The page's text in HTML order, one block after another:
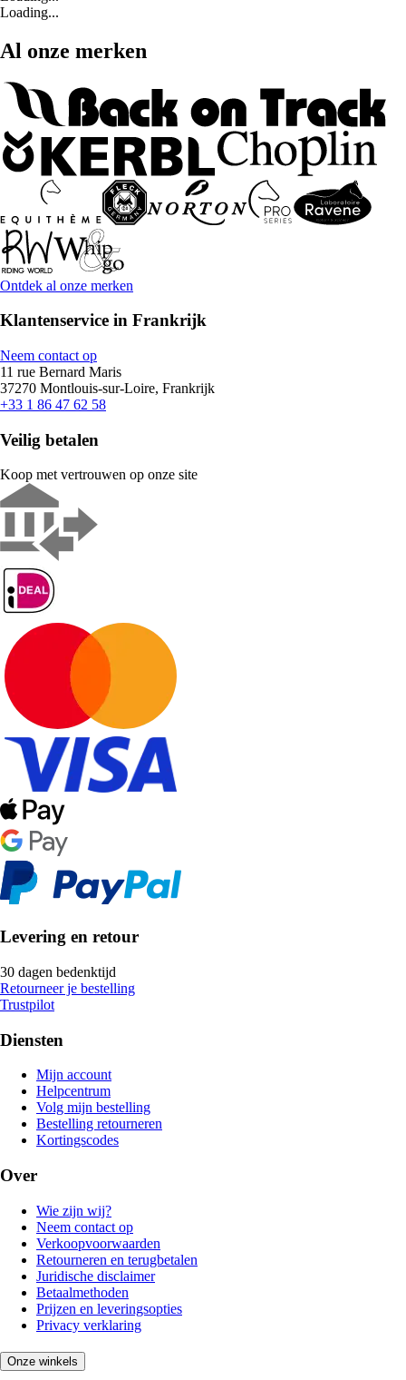
Loading...
Al onze merken
Ontdek al onze merken
Klantenservice in Frankrijk
Neem contact op
11 rue Bernard Maris
37270 Montlouis-sur-Loire, Frankrijk
+33 1 86 47 62 58
Veilig betalen
Koop met vertrouwen op onze site
Levering en retour
30 dagen bedenktijd
Retourneer je bestelling
Trustpilot
Diensten
Mijn account
Helpcentrum
Volg mijn bestelling
Bestelling retourneren
Kortingscodes
Over
Wie zijn wij?
Neem contact op
Verkoopvoorwaarden
Retourneren en terugbetalen
Juridische disclaimer
Betaalmethoden
Prijzen en leveringsopties
Privacy verklaring
Onze winkels